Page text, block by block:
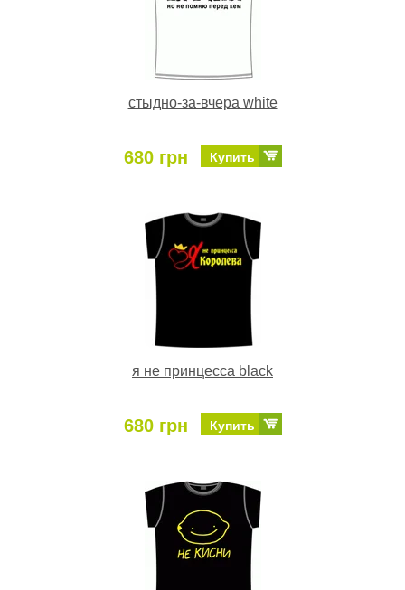
стыдно-за-вчера white
680 грн Купить
я не принцесса black
680 грн Купить